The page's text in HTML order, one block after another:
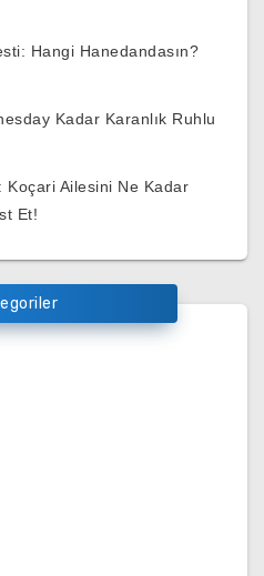
Hangi Hanedandasın?
Kadar Karanlık Ruhlu
Koçari Ailesini Ne Kadar
Et!